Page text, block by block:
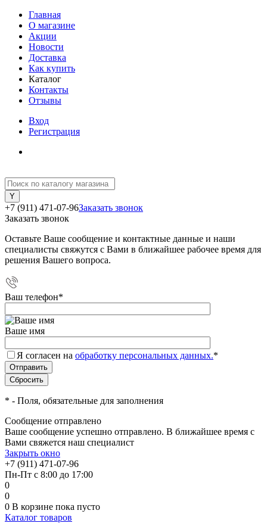
Главная
О магазине
Акции
Новости
Доставка
Как купить
Каталог
Контакты
Отзывы
Вход
Регистрация
+7 (911) 471-07-96Заказать звонок
Заказать звонок
Оставьте Ваше сообщение и контактные данные и наши
специалисты свяжутся с Вами в ближайшее рабочее время для
решения Вашего вопроса.
Ваш телефон*
Ваше имя
Я согласен на обработку персональных данных.*
* - Поля, обязательные для заполнения
Сообщение отправлено
Ваше сообщение успешно отправлено. В ближайшее время с
Вами свяжется наш специалист
Закрыть окно
+7 (911) 471-07-96
Пн-Пт с 8:00 до 17:00
0
0
0 В корзине пока пусто
Каталог товаров